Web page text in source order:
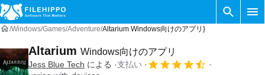
Windows Games Adventure Altarium Windows向けのアプリ}
Altarium Windows向けのアプリ
Jess Blue Tech による
支払い